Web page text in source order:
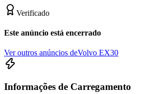
Verificado
Este anúncio está encerrado
Ver outros anúncios deVolvo EX30
Informações de Carregamento